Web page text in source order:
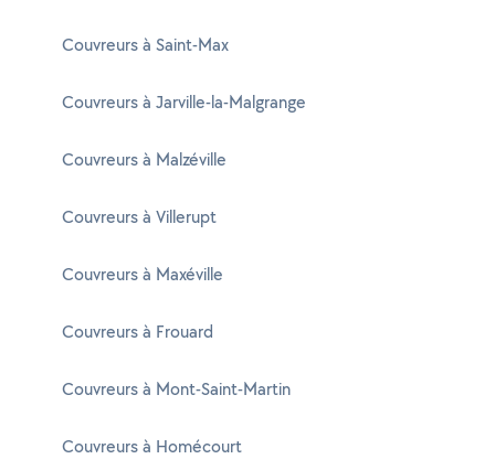
Couvreurs à Saint-Max
Couvreurs à Jarville-la-Malgrange
Couvreurs à Malzéville
Couvreurs à Villerupt
Couvreurs à Maxéville
Couvreurs à Frouard
Couvreurs à Mont-Saint-Martin
Couvreurs à Homécourt